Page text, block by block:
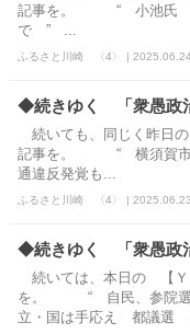
記事を。 “ 小池氏
で ” ...
ふるさと川崎 〈4〉 |
◆続きゆく 「衆愚政
続いても、同じく昨日
記事を。 “ 横須賀
通違反発覚も...
ふるさと川崎 〈4〉 |
◆続きゆく 「衆愚政
続いては、本日の 【Ｙ
を。 “ 自民、参院
立・国は手応え 都議選